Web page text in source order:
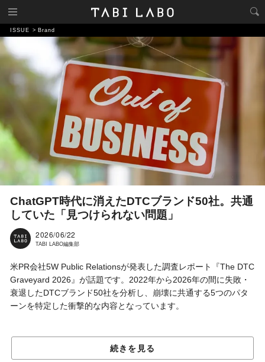
ISSUE Brand
ChatGPT時代に消えたDTCブランド50社。共通
していた「見つけられない問題」
2026/06/22
TABI LABO編集部
米PR会社5W Public Relationsが発表した調査レポート『The DTC
Graveyard 2026』が話題です。2022年から2026年の間に失敗・
衰退したDTCブランド50社を分析し、崩壊に共通する5つのパタ
ーンを特定した衝撃的な内容となっています。
「革新」の正体は広告の裁定取引だった
続きを見る